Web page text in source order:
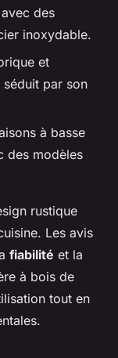
des
inoxydable.
et
séduit par son
à basse
des modèles
rustique
Les avis
fiabilité et la
à bois de
tout en